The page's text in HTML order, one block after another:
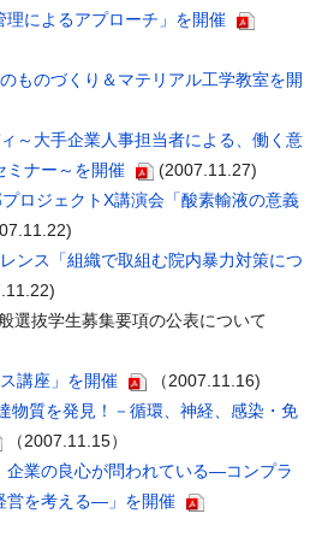
理によるアプローチ」を開催
ものづくり＆マテリアル工学教室を開
～大手企業人事担当者による、働く意
ミナー～を開催
(2007.11.27)
ロジェクトX講演会「酸素輸液の意義
ンス「組織で取組む院内暴力対策につ
選抜学生募集要項の公表について
講座」を開催
（2007.11.16)
物質を発見！－循環、神経、感染・免
（2007.11.15）
企業の良心が問われている―コンプラ
営を考える―」を開催